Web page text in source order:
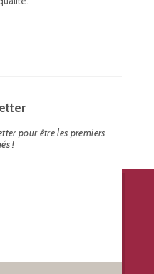
pour être les premiers
!